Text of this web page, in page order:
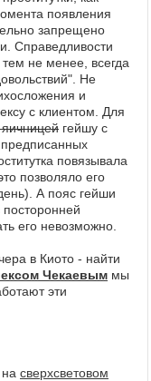
появления
запрещено
Справедливости
не менее, всегда
Не
и
с клиентом. Для
гейшу с
предписанных
повязывала
позволяло его
А пояс гейши
его невозможно.
в Киото - найти
Чекаевым мы
эти
сверхсветовом